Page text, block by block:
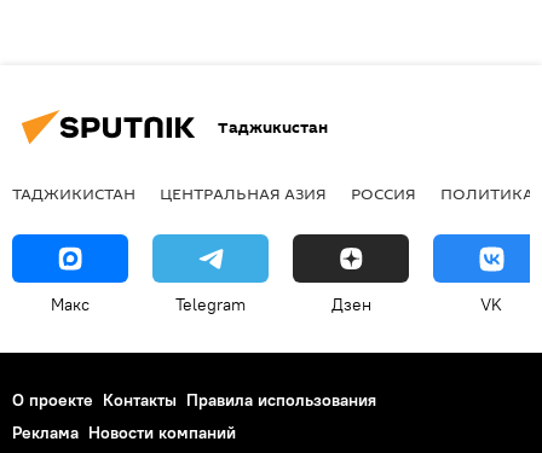
Таджикистан
ТАДЖИКИСТАН ЦЕНТРАЛЬНАЯ АЗИЯ РОССИЯ ПОЛИТИКА
Макс Telegram Дзен VK
О проекте Контакты Правила использования
Реклама Новости компаний